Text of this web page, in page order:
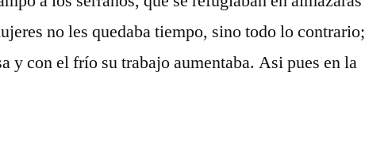
no les quedaba tiempo, sino todo lo contrario;
y con el frío su trabajo aumentaba. Asi pues en la